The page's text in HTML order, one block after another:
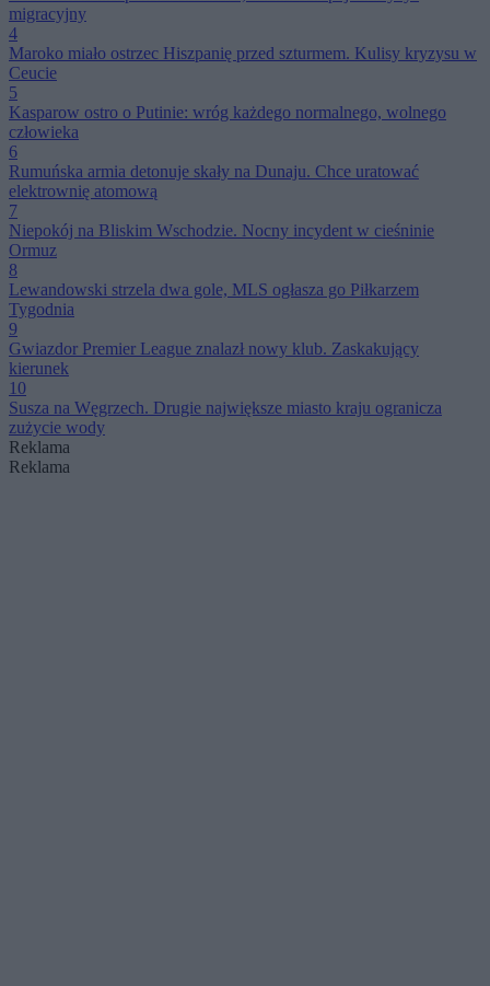
migracyjny
4
Maroko miało ostrzec Hiszpanię przed szturmem. Kulisy kryzysu w
Ceucie
5
Kasparow ostro o Putinie: wróg każdego normalnego, wolnego
człowieka
6
Rumuńska armia detonuje skały na Dunaju. Chce uratować
elektrownię atomową
7
Niepokój na Bliskim Wschodzie. Nocny incydent w cieśninie
Ormuz
8
Lewandowski strzela dwa gole, MLS ogłasza go Piłkarzem
Tygodnia
9
Gwiazdor Premier League znalazł nowy klub. Zaskakujący
kierunek
10
Susza na Węgrzech. Drugie największe miasto kraju ogranicza
zużycie wody
Reklama
Reklama